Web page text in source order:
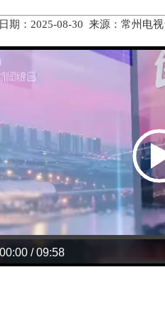
期：2025-08-30 来源：常州电
00:00 / 09:58